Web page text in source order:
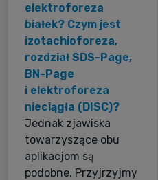
elektroforeza
białek? Czym jest
izotachioforeza,
rozdział SDS-Page,
BN-Page
i elektroforeza
nieciągła (DISC)?
Jednak zjawiska
towarzyszące obu
aplikacjom są
podobne. Przyjrzyjmy